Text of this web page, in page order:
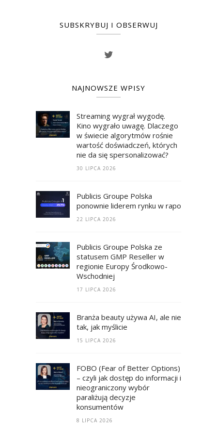
SUBSKRYBUJ I OBSERWUJ
NAJNOWSZE WPISY
Streaming wygrał wygodę.
Kino wygrało uwagę. Dlaczego
w świecie algorytmów rośnie
wartość doświadczeń, których
nie da się spersonalizować?
30 LIPCA 2026
Publicis Groupe Polska
ponownie liderem rynku w raporcie
22 LIPCA 2026
Publicis Groupe Polska ze
statusem GMP Reseller w
regionie Europy Środkowo-
Wschodniej
17 LIPCA 2026
Branża beauty używa AI, ale nie
tak, jak myślicie
15 LIPCA 2026
FOBO (Fear of Better Options)
– czyli jak dostęp do informacji i
nieograniczony wybór
paraliżują decyzje
konsumentów
8 LIPCA 2026